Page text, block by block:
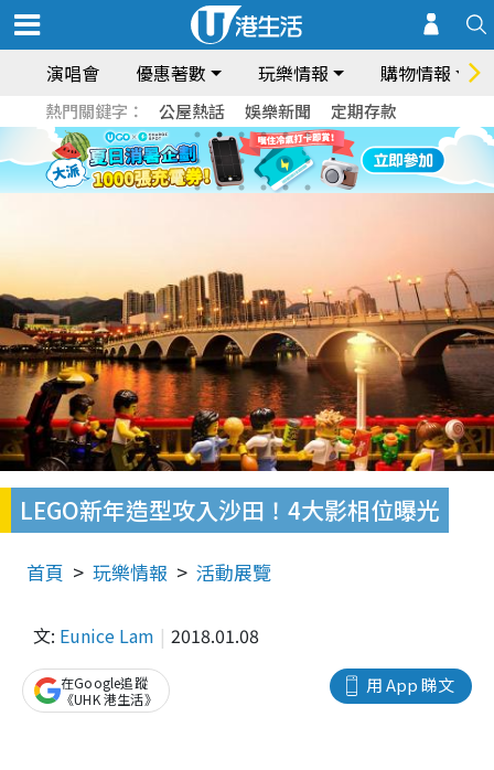
演唱會 優惠著數 玩樂情報 購物情報
熱門關鍵字： 公屋熱話 娛樂新聞 定期存款
LEGO新年造型攻入沙田！4大影相位曝光
首頁 玩樂情報 活動展覽
文: Eunice Lam 2018.01.08
用 App 睇文
在Google追蹤
《UHK 港生活》